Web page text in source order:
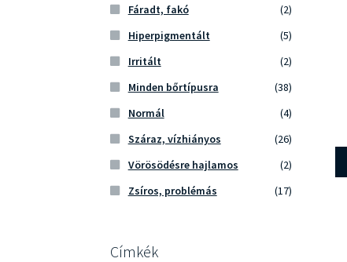
Fáradt, fakó
(2)
Hiperpigmentált
(5)
Irritált
(2)
Minden bőrtípusra
(38)
Normál
(4)
Száraz, vízhiányos
(26)
Vörösödésre hajlamos
(2)
Zsíros, problémás
(17)
Címkék